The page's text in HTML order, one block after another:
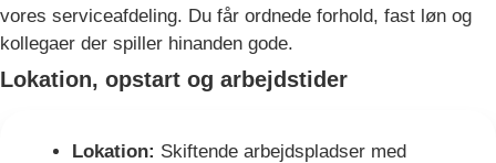
vores serviceafdeling. Du får ordnede forhold, fast løn og
kollegaer der spiller hinanden gode.
Lokation, opstart og arbejdstider
Lokation: Skiftende arbejdspladser med